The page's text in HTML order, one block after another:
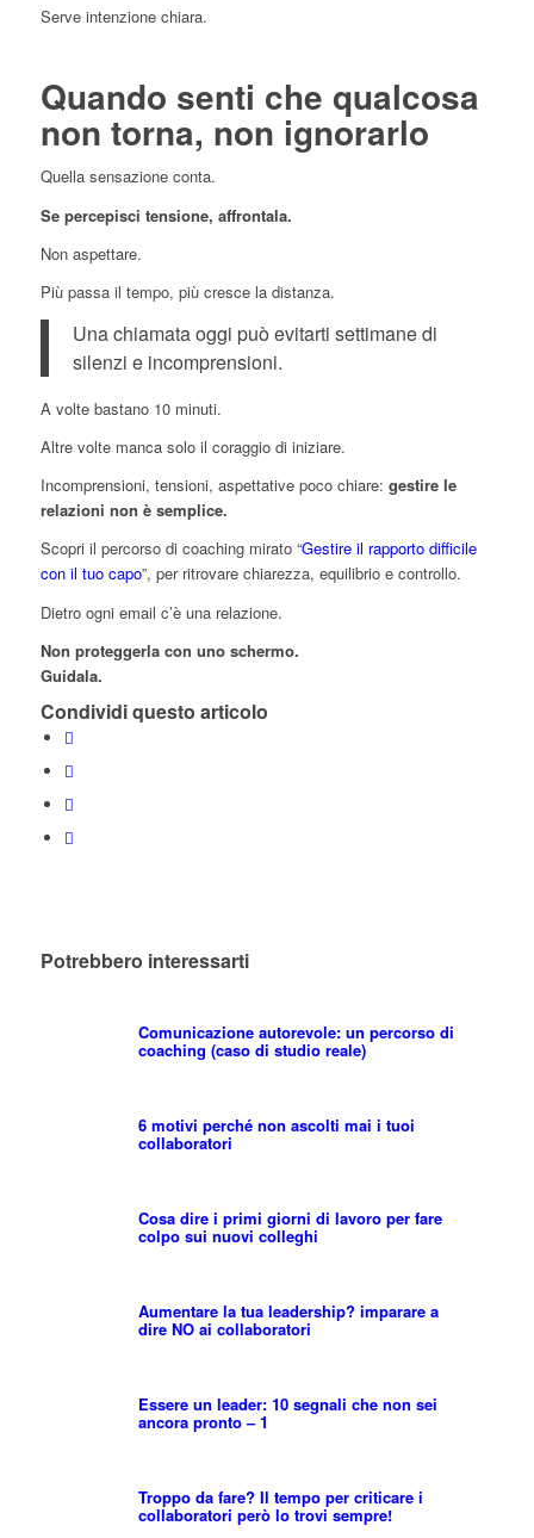
Serve intenzione chiara.
Quando senti che qualcosa
non torna, non ignorarlo
Quella sensazione conta.
Se percepisci tensione, affrontala.
Non aspettare.
Più passa il tempo, più cresce la distanza.
Una chiamata oggi può evitarti settimane di
silenzi e incomprensioni.
A volte bastano 10 minuti.
Altre volte manca solo il coraggio di iniziare.
Incomprensioni, tensioni, aspettative poco chiare: gestire le
relazioni non è semplice.
Scopri il percorso di coaching mirato “Gestire il rapporto difficile
con il tuo capo”, per ritrovare chiarezza, equilibrio e controllo.
Dietro ogni email c’è una relazione.
Non proteggerla con uno schermo.
Guidala.
Condividi questo articolo
Potrebbero interessarti
Comunicazione autorevole: un percorso di
coaching (caso di studio reale)
6 motivi perché non ascolti mai i tuoi
collaboratori
Cosa dire i primi giorni di lavoro per fare
colpo sui nuovi colleghi
Aumentare la tua leadership? imparare a
dire NO ai collaboratori
Essere un leader: 10 segnali che non sei
ancora pronto – 1
Troppo da fare? Il tempo per criticare i
collaboratori però lo trovi sempre!